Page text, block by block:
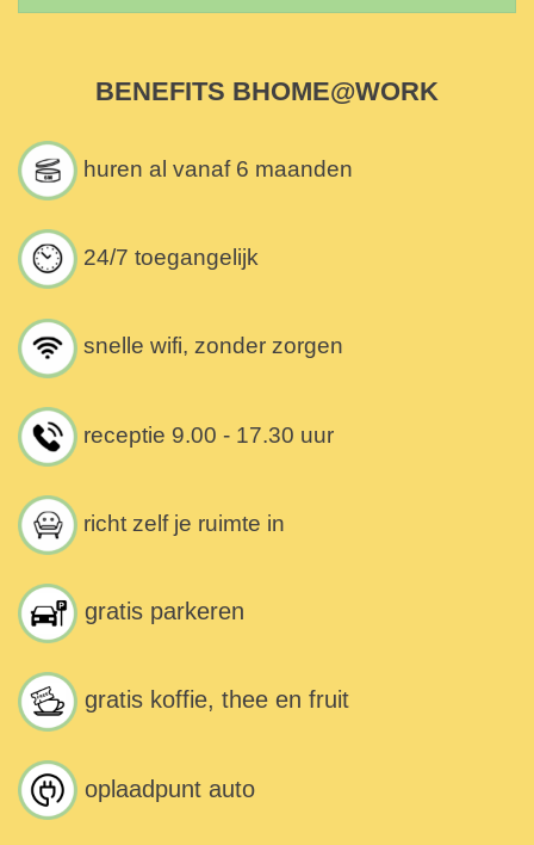
BENEFITS BHOME@WORK
huren al vanaf 6 maanden
24/7 toegangelijk
snelle wifi, zonder zorgen
receptie 9.00 - 17.30 uur
richt zelf je ruimte in
gratis parkeren
gratis koffie, thee en fruit
oplaadpunt auto